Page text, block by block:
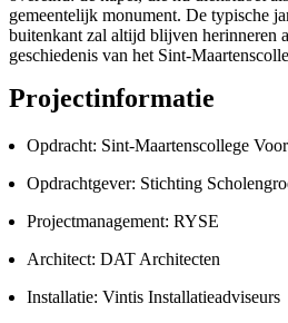
gemeentelijk monument. De typische
buitenkant zal altijd blijven herinneren
geschiedenis van het Sint-
Projectinformatie
Opdracht: Sint-Maartenscollege
Opdrachtgever: Stichting
Projectmanagement: RYSE
Architect: DAT Architecten
Installatie: Vintis Installatieadviseurs